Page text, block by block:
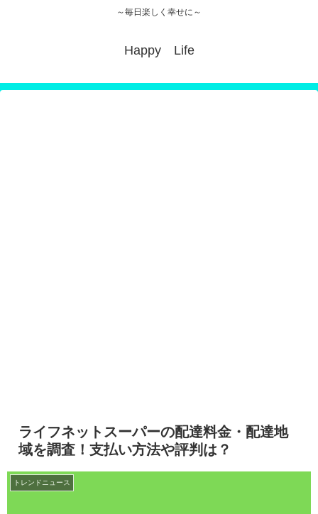
～毎日楽しく幸せに～
Happy Life
ライフネットスーパーの配達料金・配達地
域を調査！支払い方法や評判は？
トレンドニュース